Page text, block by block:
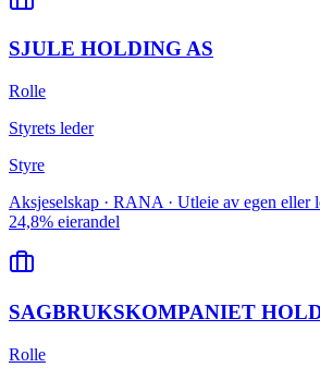
SJULE HOLDING AS
Rolle
Styrets leder
Styre
Aksjeselskap · RANA · Utleie av egen eller
24,8% eierandel
SAGBRUKSKOMPANIET
Rolle